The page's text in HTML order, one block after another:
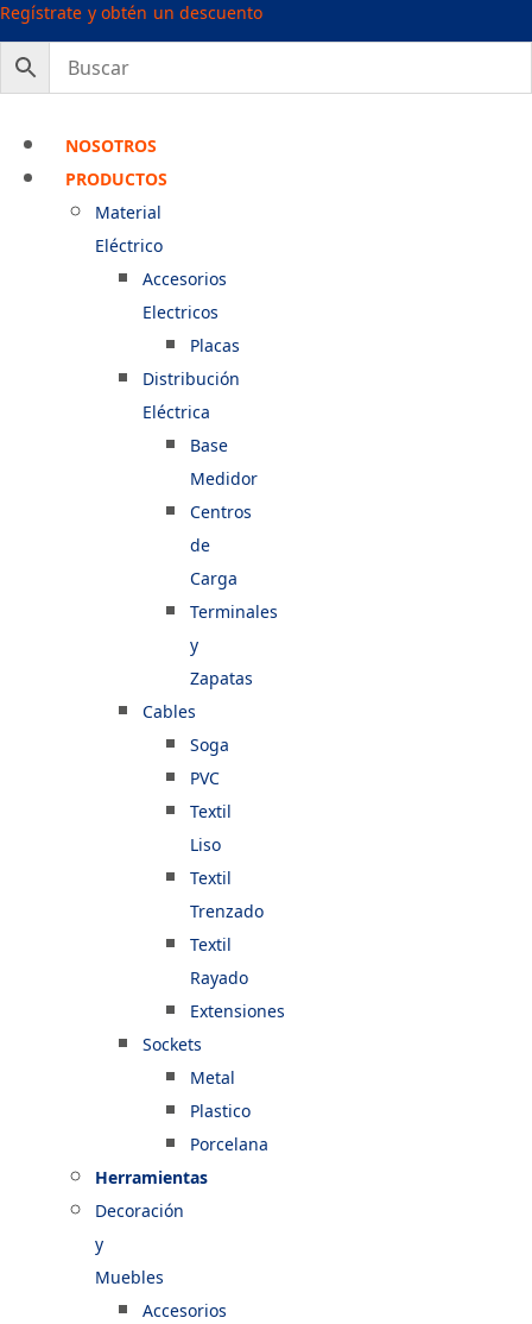
Ir
al
contenido
Regístrate y obtén un descuento
NOSOTROS
PRODUCTOS
Material
Eléctrico
Accesorios
Electricos
Placas
Distribución
Eléctrica
Base
Medidor
Centros
de
Carga
Terminales
y
Zapatas
Cables
Soga
PVC
Textil
Liso
Textil
Trenzado
Textil
Rayado
Extensiones
Sockets
Metal
Plastico
Porcelana
Herramientas
Decoración
y
Muebles
Accesorios